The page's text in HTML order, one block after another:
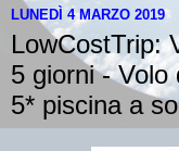
LUNEDÌ 4 MARZO 2019
LowCostTrip:
5 giorni - Volo
5* piscina a